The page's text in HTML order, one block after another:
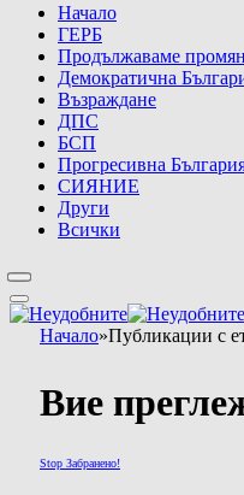
Начало
ГЕРБ
Продължаваме
Демократична
Възраждане
ДПС
БСП
Прогресивна
СИЯНИЕ
Други
Всички
Начало»Публикации с
Вие
Stop Забранено!